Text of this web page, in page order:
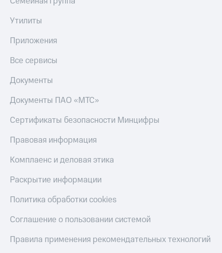
Утилиты
Приложения
Все сервисы
Документы
Документы ПАО «МТС»
Сертификаты безопасности Минцифры
Правовая информация
Комплаенс и деловая этика
Раскрытие информации
Политика обработки cookies
Соглашение о пользовании системой
Правила применения рекомендательных технологий